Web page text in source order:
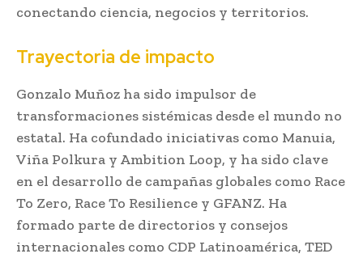
conectando ciencia, negocios y territorios.
Trayectoria de impacto
Gonzalo Muñoz ha sido impulsor de
transformaciones sistémicas desde el mundo no
estatal. Ha cofundado iniciativas como Manuia,
Viña Polkura y Ambition Loop, y ha sido clave
en el desarrollo de campañas globales como Race
To Zero, Race To Resilience y GFANZ. Ha
formado parte de directorios y consejos
internacionales como CDP Latinoamérica, TED